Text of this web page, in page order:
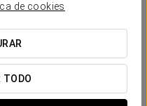
de cookies
TODO